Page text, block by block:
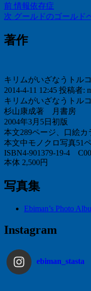
投
稿
ナ
ー
シ
ョ
ン
前 前
の
稿:
情報依存症
次 次
投
稿:
グールドのゴールド
著作
キリムがいざなうトル
2014-4-11 12:45 投稿者:
キリムがいざなうトル
杉山康成著 月書房
2004年3月5日初版
本文289ページ、口絵カ
本文中モノクロ写真51
ISBN4-901379-19-4
本体 2,500円
写真集
Ebiman’s Photo
Instagram
ebiman_stasta